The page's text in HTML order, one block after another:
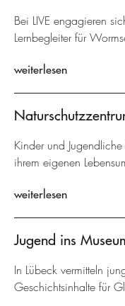
Bei LIVE engagieren
Lernbegleiter für
weiterlesen
Kinder und
ihrem eigenen
weiterlesen
Jugend ins
In Lübeck vermitteln
Geschichtsinhalte für